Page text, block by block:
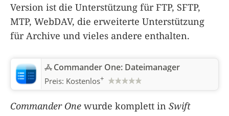
Version ist die Unterstützung für FTP, SFTP,
MTP, WebDAV, die erweiterte Unterstützung
für Archive und vieles andere enthalten.
Commander One: Dateimanager
Preis: Kostenlos+
Commander One wurde komplett in Swift